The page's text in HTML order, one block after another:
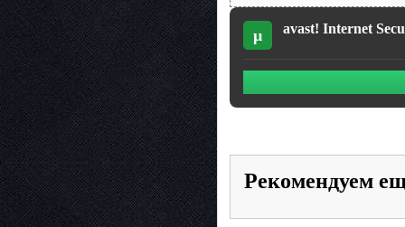
µ avast! Internet
Рекомендуем